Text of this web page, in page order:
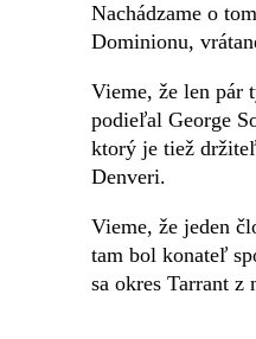
Nachádzame o
Dominionu,
Vieme, že len pár
podieľal George
ktorý je tiež
Denveri.
Vieme, že jeden
tam bol konateľ
sa okres Tarrant z